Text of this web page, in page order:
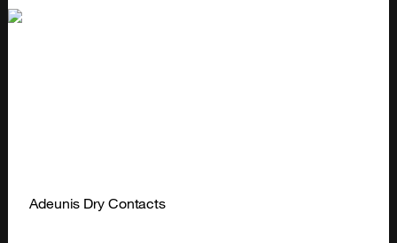
Adeunis Dry Contacts